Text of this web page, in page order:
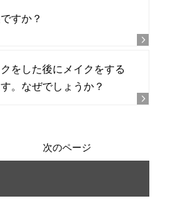
すか？
をした後にメイクをする
。なぜでしょうか？
次のページ